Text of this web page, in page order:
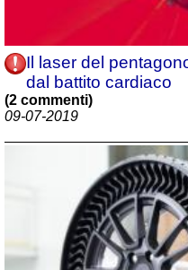
Il laser del
dal battito cardiaco
(2 commenti)
09-07-2019